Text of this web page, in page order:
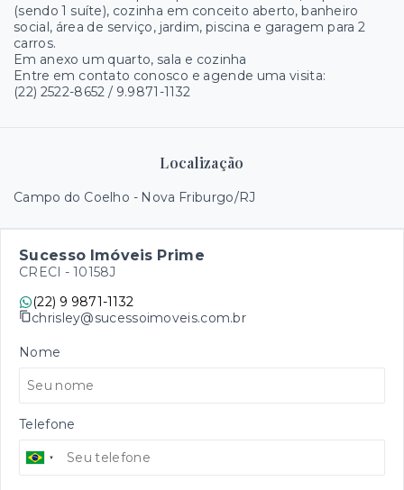
(sendo 1 suíte), cozinha em conceito aberto, banheiro
social, área de serviço, jardim, piscina e garagem para 2
carros.
Em anexo um quarto, sala e cozinha
Entre em contato conosco e agende uma visita:
(22) 2522-8652 / 9.9871-1132
Localização
Campo do Coelho - Nova Friburgo/RJ
Sucesso Imóveis Prime
CRECI - 10158J
(22) 9 9871-1132
chrisley@sucessoimoveis.com.br
Nome
Telefone